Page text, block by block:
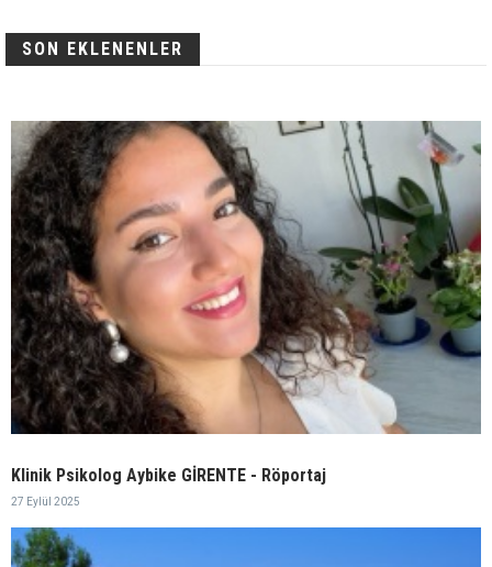
SON EKLENENLER
Klinik Psikolog Aybike GİRENTE - Röportaj
27 Eylül 2025